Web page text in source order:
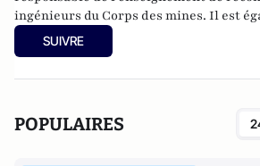
ingénieurs du Corps des mines. Il est
de la revue Sociétal
auteur de plusieurs ouvrages sur
SUIVRE
POPULAIRES